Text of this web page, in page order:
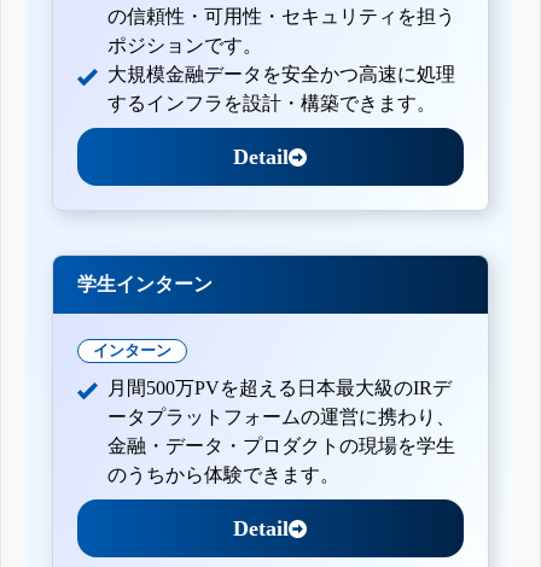
の信頼性・可用性・セキュリティを担う
ポジションです。
大規模金融データを安全かつ高速に処理
するインフラを設計・構築できます。
Detail
学生インターン
インターン
月間500万PVを超える日本最大級のIRデ
ータプラットフォームの運営に携わり、
金融・データ・プロダクトの現場を学生
のうちから体験できます。
Detail